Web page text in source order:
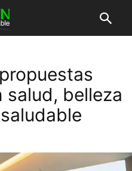
salud, belleza